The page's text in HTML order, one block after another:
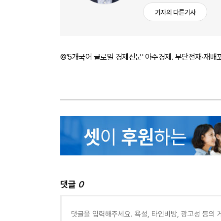
기자의 다른기사
©'5개국어 글로벌 경제신문' 아주경제. 무단전재·재배
댓글 0